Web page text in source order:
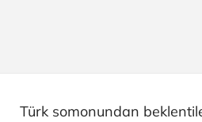
Türk somonundan